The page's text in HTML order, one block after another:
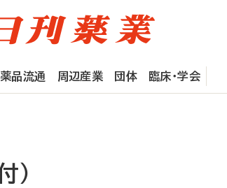
品流通 周辺産業 団体 臨床・学会
）